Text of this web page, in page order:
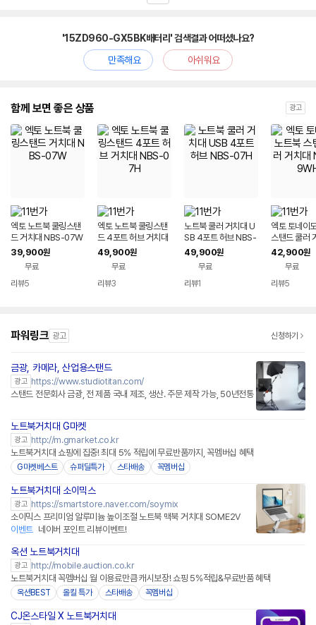
'15ZD960-GX5BK배터리' 검색결과 어떠셨나요?
만족해요
아쉬워요
함께 보면 좋은 상품 광고
엑토 노트북 쿨링스탠
드 거치대 NBS-07W
39,900원
무료
리뷰5
엑토 노트북 쿨링스탠
드 4포트 허브 거치대
NBS-07H
49,900원
무료
리뷰3
노트북 쿨러 거치대 U
SB 4포트 허브 NBS-
07H
49,900원
무료
리뷰1
엑토 토네이
스탠드 쿨러
BS-09WH
42,900원
무료
리뷰5
파워링크 광고 신청하기
금광, 카메라, 산업용스탠드
광고 https://www.studiotitan.com/
스탠드 전문회사 금광, 전 제품 국내 제조, 생산. 주문 제작 가능, 50년전통
노트북거치대 G마켓
광고 http://m.gmarket.co.kr
노트북거치대 쇼핑에 집중! 최대 5% 적립에 무료반품까지, 꼭멤버십 혜택
G마켓베스트 슈퍼딜특가 스타배송 꼭멤버십
노트북거치대 소이믹스
광고 https://smartstore.naver.com/soymix
소이믹스 프리미엄 알루미늄 높이조절 노트북 맥북 거치대 SOME2V
이벤트 네이버 포인트 리뷰이벤트!
옥션 노트북거치대
광고 http://mobile.auction.co.kr
노트북거치대 꼭멤버십 월 이용료만큼 캐시보장! 쇼핑 5%적립&무료반품 혜택
옥션BEST 올킬 특가 스타배송 꼭멤버십
CJ온스타일 X 노트북거치대